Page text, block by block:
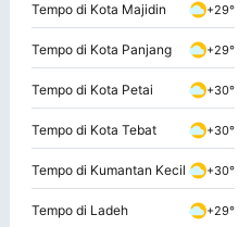
Tempo di Kota Majidin +29°
Tempo di Kota Panjang +29°
Tempo di Kota Petai +30°
Tempo di Kota Tebat +30°
Tempo di Kumantan Kecil +30°
Tempo di Ladeh +29°